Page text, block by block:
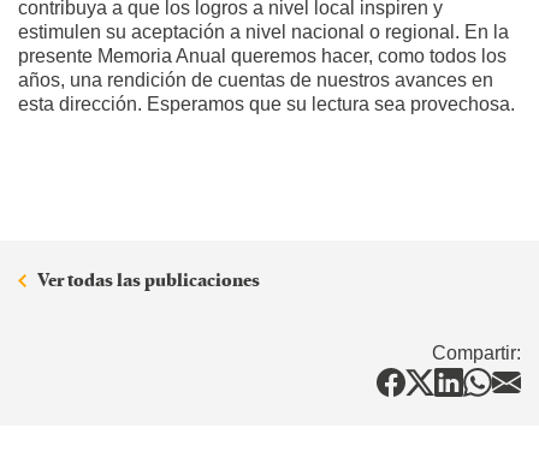
contribuya a que los logros a nivel local inspiren y
estimulen su aceptación a nivel nacional o regional. En la
presente Memoria Anual queremos hacer, como todos los
años, una rendición de cuentas de nuestros avances en
esta dirección. Esperamos que su lectura sea provechosa.
Ver todas las publicaciones
Compartir: